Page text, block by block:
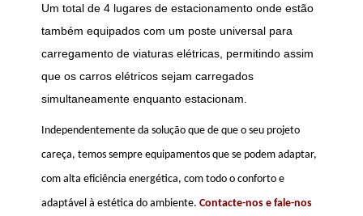
Um total de 4 lugares de estacionamento onde estão
também equipados com um poste universal para
carregamento de viaturas elétricas, permitindo assim
que os carros elétricos sejam carregados
simultaneamente enquanto estacionam.
Independentemente da solução que de que o seu projeto
careça, temos sempre equipamentos que se podem adaptar,
com alta eficiência energética, com todo o conforto e
adaptável à estética do ambiente. Contacte-nos e fale-nos